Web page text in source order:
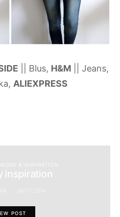
|| Blus, H&M|| Jeans,
ALIEXPRESS
MODE & INSPIRATION
inspiration
POST